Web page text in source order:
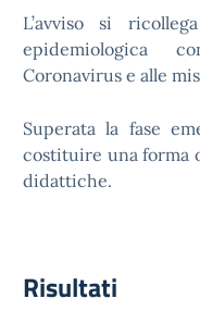
L’avviso si
epidemiologica
Coronavirus e alle
Superata la fase
costituire una forma
didattiche.
Risultati